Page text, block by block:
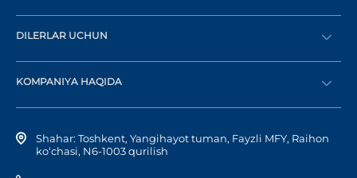
Buyurtma berish
DILERLAR UCHUN
Diler bo‘lish
Shaxsiy kabinetga kirish
KOMPANIYA HAQIDA
Kompaniya tarixi
Shahar: Toshkent, Yangihayot tuman, Fayzli MFY, Raihon
ko‘chasi, N6-1003 qurilish